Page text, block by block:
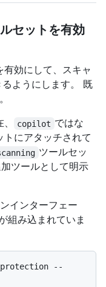
セットを有効
有効にして、スキャ
ようにします。 既
copilot ではな
トにアタッチされて
ツールセッ
ツールとして明示
インターフェー
組み込まれていま
--